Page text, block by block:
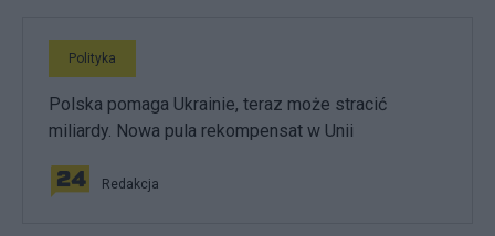
Polityka
Polska pomaga Ukrainie, teraz może stracić
miliardy. Nowa pula rekompensat w Unii
Redakcja